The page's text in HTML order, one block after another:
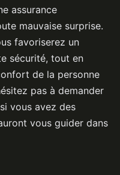
assurance
mauvaise surprise.
favoriserez un
sécurité, tout en
de la personne
pas à demander
vous avez des
vous guider dans